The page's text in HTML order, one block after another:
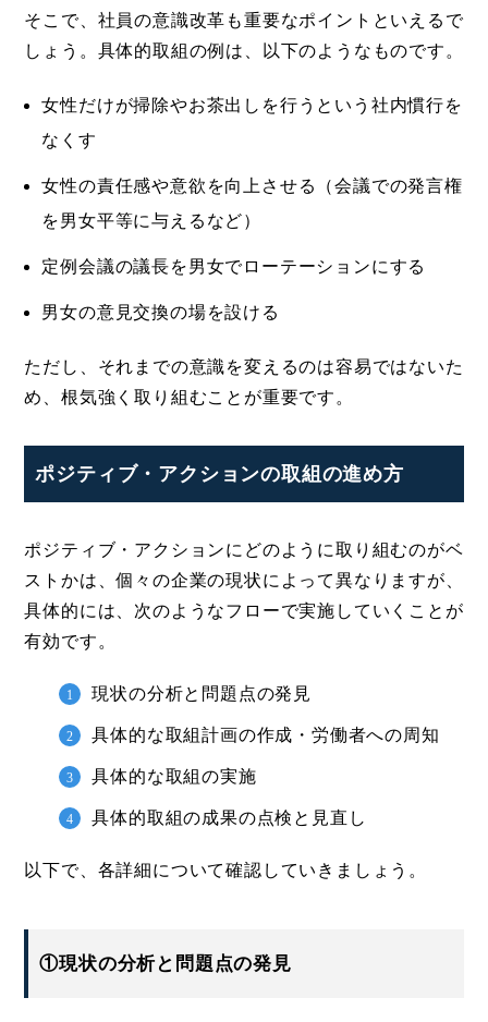
そこで、社員の意識改革も重要なポイントといえるで
しょう。具体的取組の例は、以下のようなものです。
女性だけが掃除やお茶出しを行うという社内慣行を
なくす
女性の責任感や意欲を向上させる（会議での発言権
を男女平等に与えるなど）
定例会議の議長を男女でローテーションにする
男女の意見交換の場を設ける
ただし、それまでの意識を変えるのは容易ではないた
め、根気強く取り組むことが重要です。
ポジティブ・アクションの取組の進め方
ポジティブ・アクションにどのように取り組むのがベ
ストかは、個々の企業の現状によって異なりますが、
具体的には、次のようなフローで実施していくことが
有効です。
現状の分析と問題点の発見
具体的な取組計画の作成・労働者への周知
具体的な取組の実施
具体的取組の成果の点検と見直し
以下で、各詳細について確認していきましょう。
①現状の分析と問題点の発見